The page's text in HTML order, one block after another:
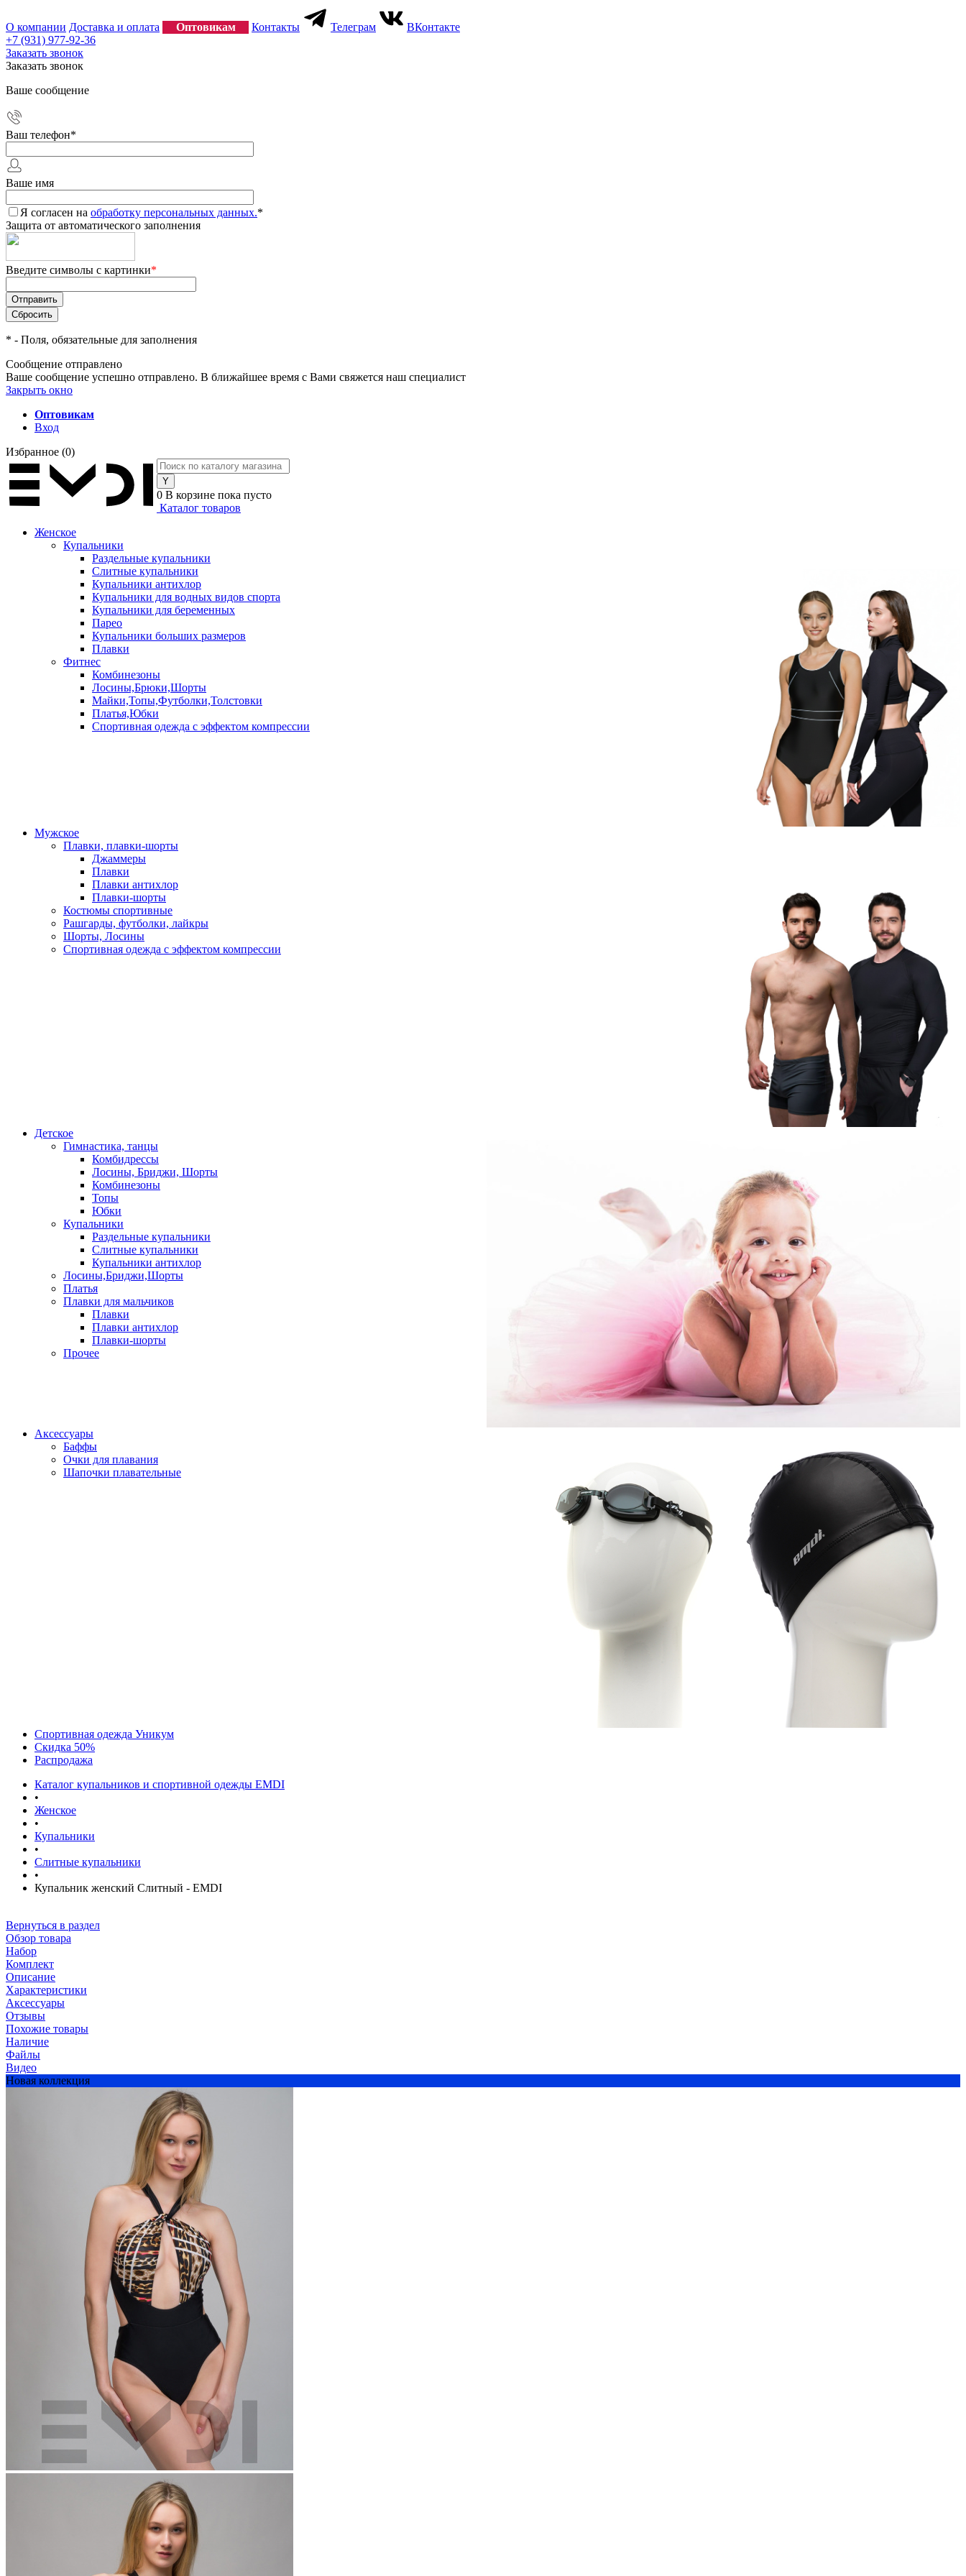
О компании Доставка и оплата Оптовикам Контакты Телеграм
ВКонтакте
+7 (931) 977-92-36
Заказать звонок
Заказать звонок
Ваше сообщение
Ваш телефон*
Ваше имя
Я согласен на обработку персональных данных.*
Защита от автоматического заполнения
Введите символы с картинки*
* - Поля, обязательные для заполнения
Сообщение отправлено
Ваше сообщение успешно отправлено. В ближайшее время с Вами свяжется наш специалист
Закрыть окно
Оптовикам
Вход
Избранное (0)
0 В корзине пока пусто
Каталог товаров
Женское
Купальники
Раздельные купальники
Слитные купальники
Купальники антихлор
Купальники для водных видов спорта
Купальники для беременных
Парео
Купальники больших размеров
Плавки
Фитнес
Комбинезоны
Лосины,Брюки,Шорты
Майки,Топы,Футболки,Толстовки
Платья,Юбки
Спортивная одежда с эффектом компрессии
Мужское
Плавки, плавки-шорты
Джаммеры
Плавки
Плавки антихлор
Плавки-шорты
Костюмы спортивные
Рашгарды, футболки, лайкры
Шорты, Лосины
Спортивная одежда с эффектом компрессии
Детское
Гимнастика, танцы
Комбидрессы
Лосины, Бриджи, Шорты
Комбинезоны
Топы
Юбки
Купальники
Раздельные купальники
Слитные купальники
Купальники антихлор
Лосины,Бриджи,Шорты
Платья
Плавки для мальчиков
Плавки
Плавки антихлор
Плавки-шорты
Прочее
Аксессуары
Баффы
Очки для плавания
Шапочки плавательные
Спортивная одежда Уникум
Скидка 50%
Распродажа
Каталог купальников и спортивной одежды EMDI
•
Женское
•
Купальники
•
Слитные купальники
•
Купальник женский Слитный - EMDI
Вернуться в раздел
Обзор товара
Набор
Комплект
Описание
Характеристики
Аксессуары
Отзывы
Похожие товары
Наличие
Файлы
Видео
Новая коллекция